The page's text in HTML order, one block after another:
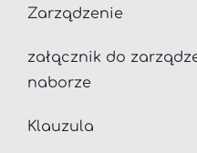
Zarządzenie
załącznik do
naborze
Klauzula